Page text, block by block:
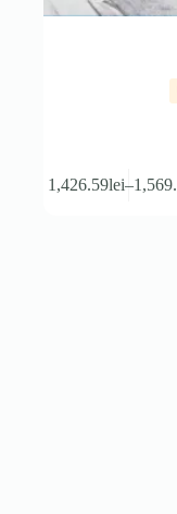
1,426.59lei–
produs